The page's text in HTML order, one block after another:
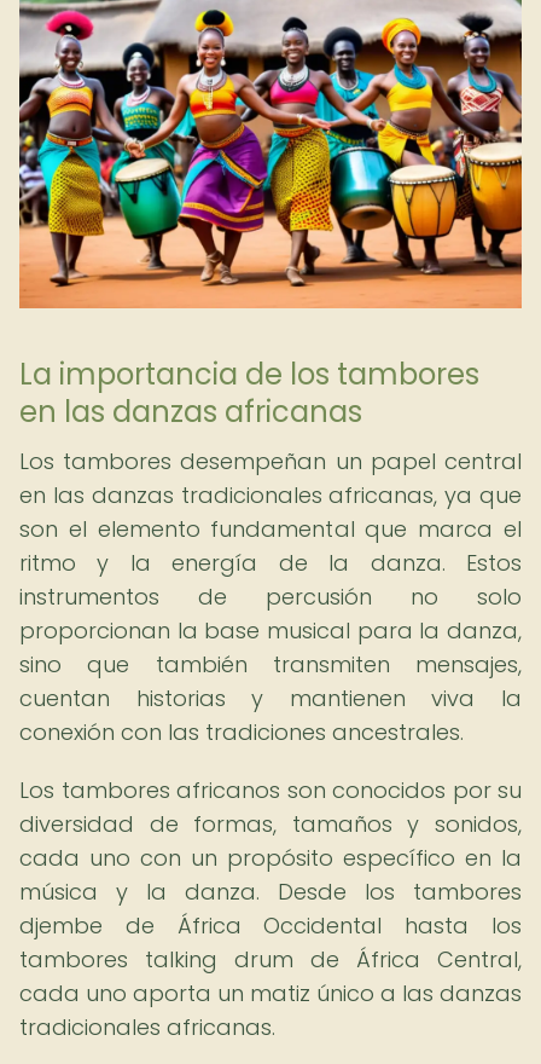
La importancia de los tambores
en las danzas africanas
Los tambores desempeñan un papel central
en las danzas tradicionales africanas, ya que
son el elemento fundamental que marca el
ritmo y la energía de la danza. Estos
instrumentos de percusión no solo
proporcionan la base musical para la danza,
sino que también transmiten mensajes,
cuentan historias y mantienen viva la
conexión con las tradiciones ancestrales.
Los tambores africanos son conocidos por su
diversidad de formas, tamaños y sonidos,
cada uno con un propósito específico en la
música y la danza. Desde los tambores
djembe de África Occidental hasta los
tambores talking drum de África Central,
cada uno aporta un matiz único a las danzas
tradicionales africanas.